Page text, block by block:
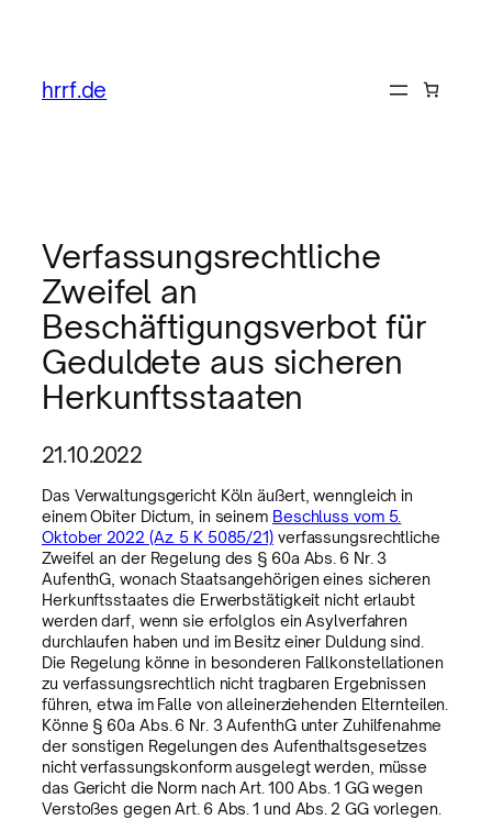
hrrf.de
Verfassungsrechtliche
Zweifel an
Beschäftigungsverbot für
Geduldete aus sicheren
Herkunftsstaaten
21.10.2022
Das Verwaltungsgericht Köln äußert, wenngleich in
einem Obiter Dictum, in seinem Beschluss vom 5.
Oktober 2022 (Az. 5 K 5085/21) verfassungsrechtliche
Zweifel an der Regelung des § 60a Abs. 6 Nr. 3
AufenthG, wonach Staatsangehörigen eines sicheren
Herkunftsstaates die Erwerbstätigkeit nicht erlaubt
werden darf, wenn sie erfolglos ein Asylverfahren
durchlaufen haben und im Besitz einer Duldung sind.
Die Regelung könne in besonderen Fallkonstellationen
zu verfassungsrechtlich nicht tragbaren Ergebnissen
führen, etwa im Falle von alleinerziehenden Elternteilen.
Könne § 60a Abs. 6 Nr. 3 AufenthG unter Zuhilfenahme
der sonstigen Regelungen des Aufenthaltsgesetzes
nicht verfassungskonform ausgelegt werden, müsse
das Gericht die Norm nach Art. 100 Abs. 1 GG wegen
Verstoßes gegen Art. 6 Abs. 1 und Abs. 2 GG vorlegen.